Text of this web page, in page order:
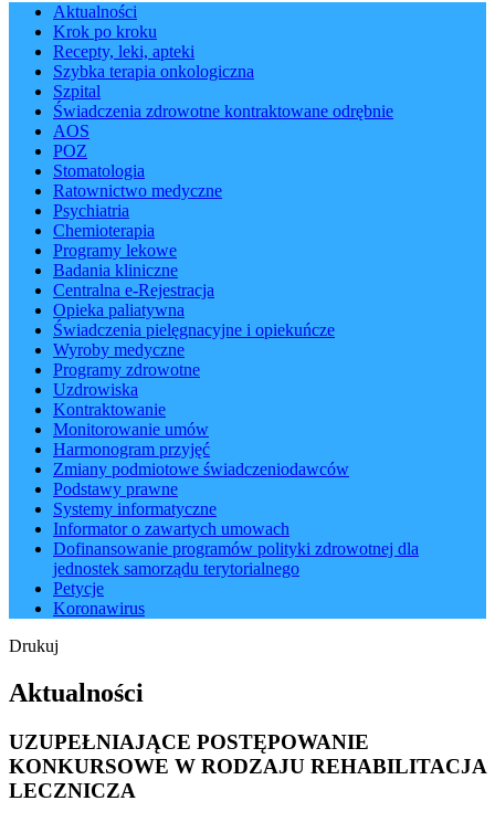
Aktualności
Krok po kroku
Recepty, leki, apteki
Szybka terapia onkologiczna
Szpital
Świadczenia zdrowotne kontraktowane odrębnie
AOS
POZ
Stomatologia
Ratownictwo medyczne
Psychiatria
Chemioterapia
Programy lekowe
Badania kliniczne
Centralna e-Rejestracja
Opieka paliatywna
Świadczenia pielęgnacyjne i opiekuńcze
Wyroby medyczne
Programy zdrowotne
Uzdrowiska
Kontraktowanie
Monitorowanie umów
Harmonogram przyjęć
Zmiany podmiotowe świadczeniodawców
Podstawy prawne
Systemy informatyczne
Informator o zawartych umowach
Dofinansowanie programów polityki zdrowotnej dla
jednostek samorządu terytorialnego
Petycje
Koronawirus
Drukuj
Aktualności
UZUPEŁNIAJĄCE POSTĘPOWANIE
KONKURSOWE W RODZAJU REHABILITACJA
LECZNICZA